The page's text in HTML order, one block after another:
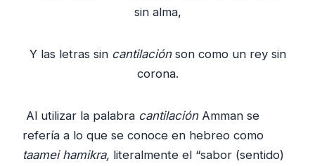
sin alma,
Y las letras sin cantilaciónson como un rey sin
corona.
Al utilizar la palabra cantilaciónAmman se
refería a lo que se conoce en hebreo como
taamei hamikra, literalmente el “sabor (sentido)